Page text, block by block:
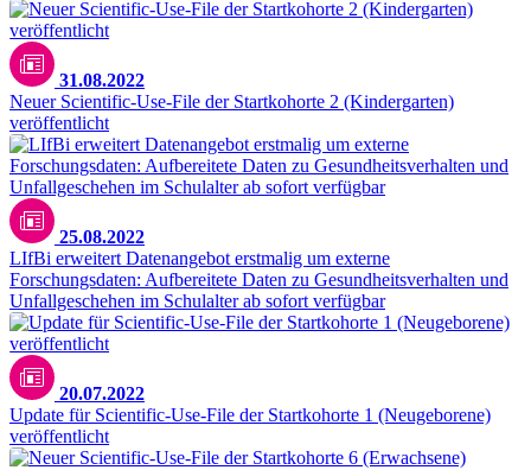
31.08.2022
Neuer Scientific-Use-File der Startkohorte 2 (Kindergarten)
veröffentlicht
25.08.2022
LIfBi erweitert Datenangebot erstmalig um externe
Forschungsdaten: Aufbereitete Daten zu Gesundheitsverhalten und
Unfallgeschehen im Schulalter ab sofort verfügbar
20.07.2022
Update für Scientific-Use-File der Startkohorte 1 (Neugeborene)
veröffentlicht